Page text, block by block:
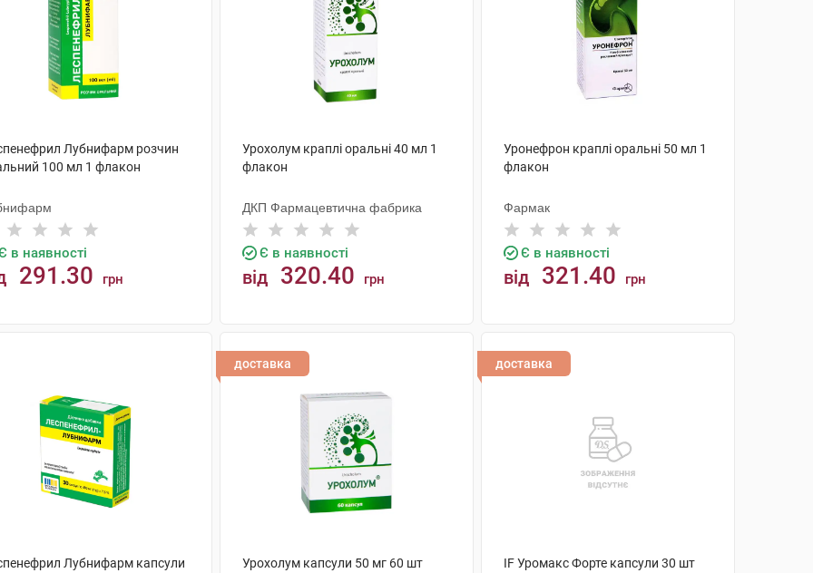
Лубнифарм розчин
100 мл 1 флакон
в наявності
291.30 грн
Урохолум краплі оральні 40 мл 1
флакон
ДКП Фармацевтична фабрика
Є в наявності
від 320.40 грн
Уронефрон краплі оральні 50 мл 1
флакон
Фармак
Є в наявності
від 321.40 грн
Лубнифарм капсули
доставка
Урохолум капсули 50 мг 60 шт
доставка
IF Уромакс Форте капсули 30 шт